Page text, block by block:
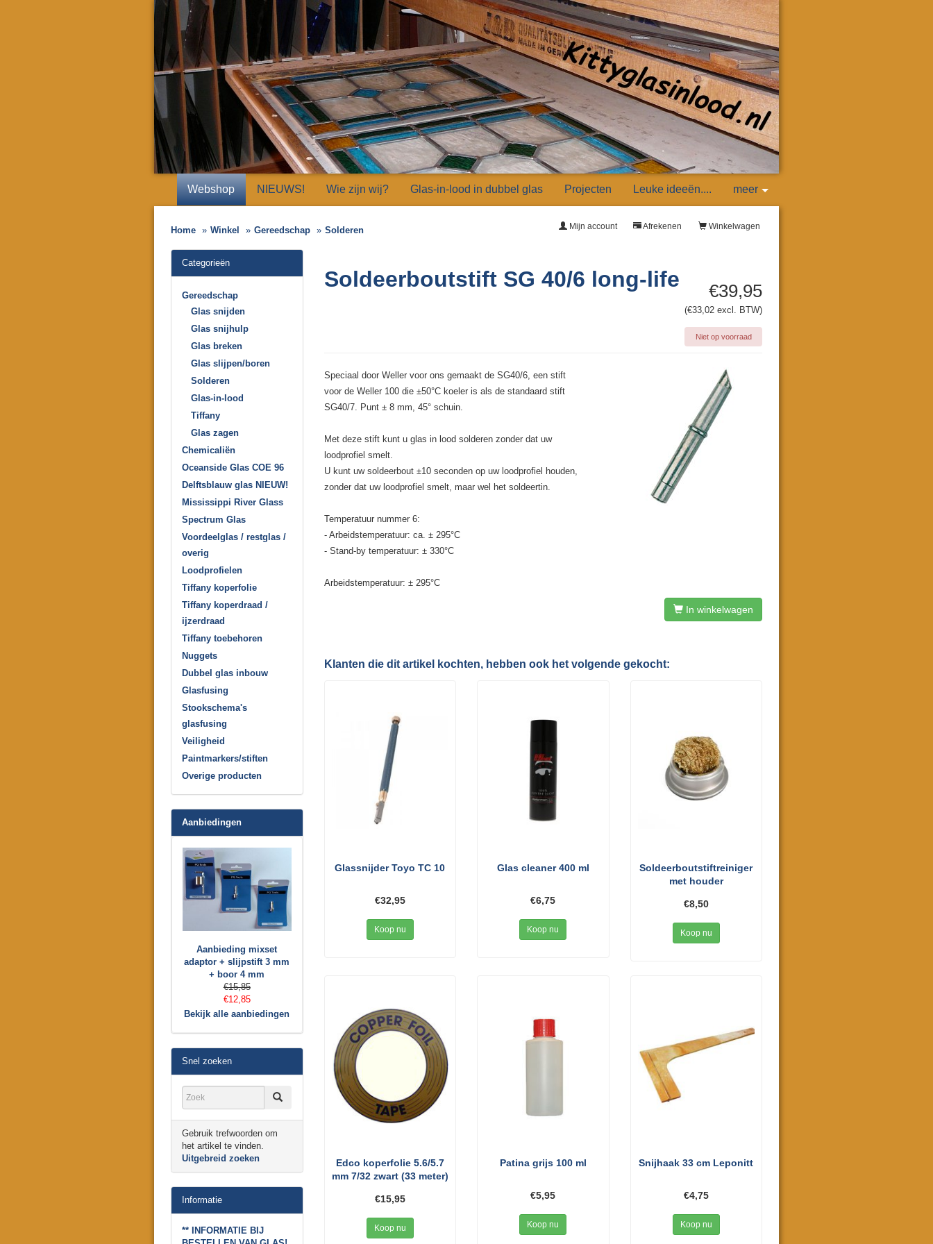
Webshop NIEUWS! Wie zijn wij? Glas-in-lood in dubbel glas Projecten Leuke ideeën.... meer
Home Winkel Gereedschap Solderen Winkelwagen
Afrekenen
Mijn account
€39,95
(€33,02 excl. BTW)
Niet op voorraad
Soldeerboutstift SG 40/6 long-life
Speciaal door Weller voor ons gemaakt de SG40/6, een stift
voor de Weller 100 die ±50°C koeler is als de standaard stift
SG40/7. Punt ± 8 mm, 45° schuin.
Met deze stift kunt u glas in lood solderen zonder dat uw
loodprofiel smelt.
U kunt uw soldeerbout ±10 seconden op uw loodprofiel houden,
zonder dat uw loodprofiel smelt, maar wel het soldeertin.
Temperatuur nummer 6:
- Arbeidstemperatuur: ca. ± 295°C
- Stand-by temperatuur: ± 330°C
Arbeidstemperatuur: ± 295°C
In winkelwagen
Klanten die dit artikel kochten, hebben ook het volgende gekocht:
Glassnijder Toyo TC 10
€32,95
Koop nu
Glas cleaner 400 ml
€6,75
Koop nu
Soldeerboutstiftreiniger
met houder
€8,50
Koop nu
Edco koperfolie 5.6/5.7
mm 7/32 zwart (33 meter)
€15,95
Koop nu
Patina grijs 100 ml
€5,95
Koop nu
Snijhaak 33 cm Leponitt
€4,75
Koop nu
Categorieën
Gereedschap
Glas snijden
Glas snijhulp
Glas breken
Glas slijpen/boren
Solderen
Glas-in-lood
Tiffany
Glas zagen
Chemicaliën
Oceanside Glas COE 96
Delftsblauw glas NIEUW!
Mississippi River Glass
Spectrum Glas
Voordeelglas / restglas /
overig
Loodprofielen
Tiffany koperfolie
Tiffany koperdraad /
ijzerdraad
Tiffany toebehoren
Nuggets
Dubbel glas inbouw
Glasfusing
Stookschema's
glasfusing
Veiligheid
Paintmarkers/stiften
Overige producten
Aanbiedingen
Aanbieding mixset
adaptor + slijpstift 3 mm
+ boor 4 mm
€15,85
€12,85
Bekijk alle aanbiedingen
Snel zoeken
Gebruik trefwoorden om
het artikel te vinden.
Uitgebreid zoeken
Informatie
** INFORMATIE BIJ